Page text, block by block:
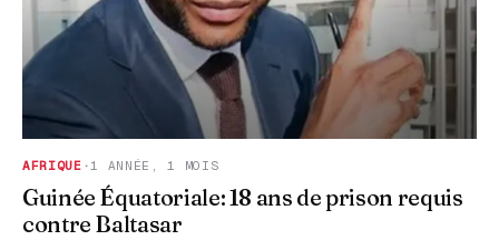
AFRIQUE ·1 ANNÉE, 1 MOIS
Guinée Équatoriale: 18 ans de prison requis
contre Baltasar